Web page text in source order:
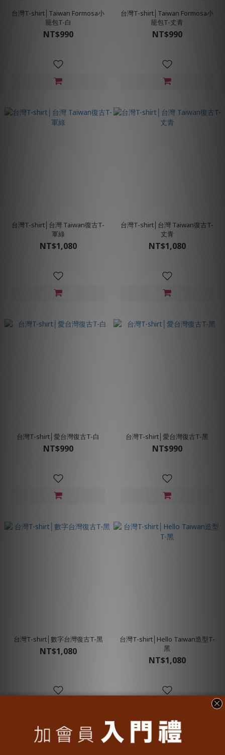
台灣T-shirt│Taiwan Formosa小
籠包T-白
NT$990
台灣T-shirt│Taiwan Formosa小
籠包T-丈青
NT$990
台灣T-shirt│台灣 Taiwan復古T-
軍綠
NT$1,080
台灣T-shirt│台灣 Taiwan復古T-
丈青
NT$1,080
台灣T-shirt│愛台灣復古T-白
NT$990
台灣T-shirt│愛台灣復古T-黑
NT$990
台灣T-shirt│數字台灣復古T-黑
NT$1,080
台灣T-shirt│Hello Taiwan造型T-
黑
NT$1,080